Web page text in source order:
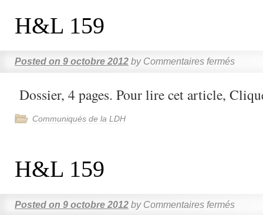
H&L 159
Posted on 9 octobre 2012 by Commentaires fermés
Dossier, 4 pages. Pour lire cet article,
Communiqués de la LDH
H&L 159
Posted on 9 octobre 2012 by Commentaires fermés